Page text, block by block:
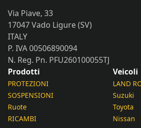
Via Piave, 33
17047 Vado Ligure (SV)
ITALY
P. IVA 00506890094
N. Reg. Pn. PFU260100055TJ
Prodotti
PROTEZIONI
SOSPENSIONI
Ruote
RICAMBI
Veicoli
LAND
Suzuki
Toyota
Nissan